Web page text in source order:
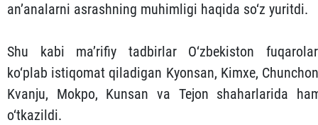
an’analarni asrashning muhimligi haqida so‘z yuritdi.
Shu kabi ma’rifiy tadbirlar O‘zbekiston
ko‘plab istiqomat qiladigan Kyonsan, Kimxe,
Kvanju, Mokpo, Kunsan va Tejon shaharlarida
o‘tkazildi.